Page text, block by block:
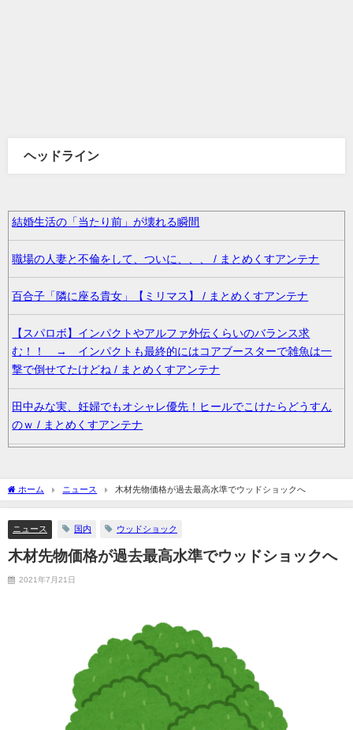
ヘッドライン
結婚生活の「当たり前」が壊れる瞬間
職場の人妻と不倫をして、ついに、、、 / まとめくすアンテナ
百合子「隣に座る貴女」【ミリマス】 / まとめくすアンテナ
【スパロボ】インパクトやアルファ外伝くらいのバランス求
む！！ → インパクトも最終的にはコアブースターで雑魚は一
撃で倒せてたけどね / まとめくすアンテナ
田中みな実、妊婦でもオシャレ優先！ヒールでこけたらどうすん
のｗ / まとめくすアンテナ
36歳の彼女と結婚したいのに、家族が猛反対。家族から信じられ
クーラーボックス積んで出発→途中で買い足し…50代公務員の“ド
ズｗｗｗｗｗｗｗｗｗｗ 他 / 2chnaviヘッドライン
【画像】人気Vチューバーさん、とんでもない姿を披露ｗｗｗｗｗ
ｗｗｗｗｗ 他 / 2chnaviヘッドライン
【悲報】2050年の日本、独身ボッチ祭りが現実になるとかｗｗｗ
ホーム ニュース 木材先物価格が過去最高水準でウッドショックへ
ニュース 国内 ウッドショック
木材先物価格が過去最高水準でウッドショックへ
2021年7月21日